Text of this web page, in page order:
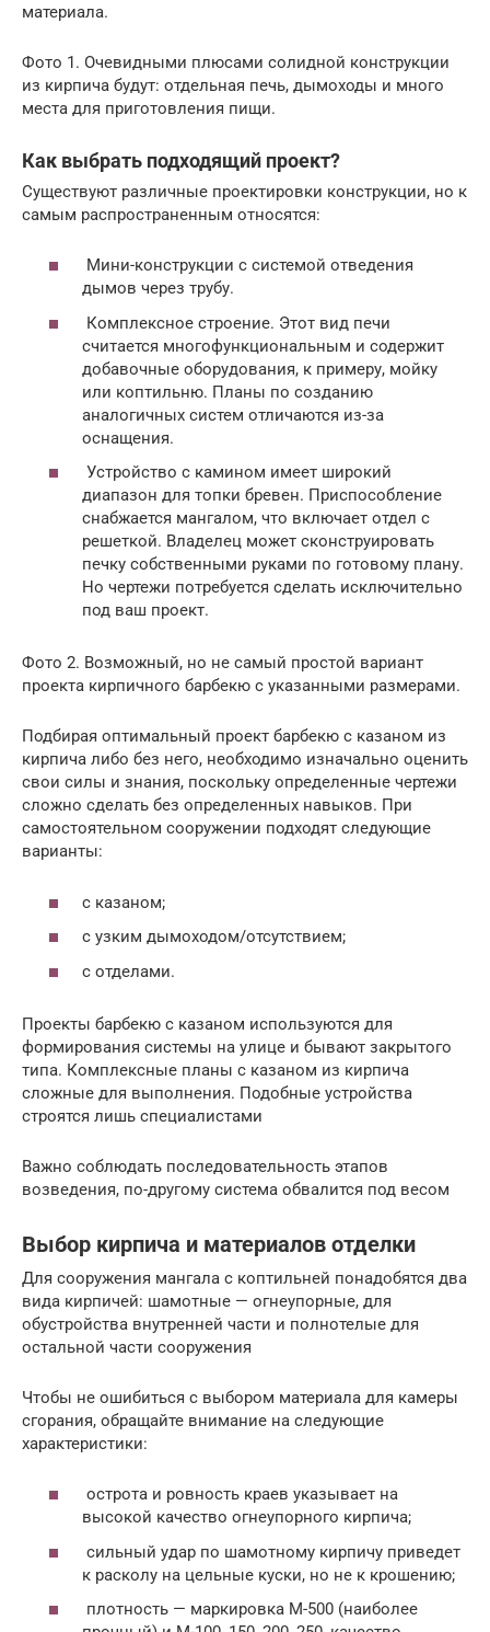
материала.
Фото 1. Очевидными плюсами солидной конструкции
из кирпича будут: отдельная печь, дымоходы и много
места для приготовления пищи.
Как выбрать подходящий проект?
Существуют различные проектировки конструкции, но к
самым распространенным относятся:
Мини-конструкции с системой отведения
дымов через трубу.
Комплексное строение. Этот вид печи
считается многофункциональным и содержит
добавочные оборудования, к примеру, мойку
или коптильню. Планы по созданию
аналогичных систем отличаются из-за
оснащения.
Устройство с камином имеет широкий
диапазон для топки бревен. Приспособление
снабжается мангалом, что включает отдел с
решеткой. Владелец может сконструировать
печку собственными руками по готовому плану.
Но чертежи потребуется сделать исключительно
под ваш проект.
Фото 2. Возможный, но не самый простой вариант
проекта кирпичного барбекю с указанными размерами.
Подбирая оптимальный проект барбекю с казаном из
кирпича либо без него, необходимо изначально оценить
свои силы и знания, поскольку определенные чертежи
сложно сделать без определенных навыков. При
самостоятельном сооружении подходят следующие
варианты:
с казаном;
с узким дымоходом/отсутствием;
с отделами.
Проекты барбекю с казаном используются для
формирования системы на улице и бывают закрытого
типа. Комплексные планы с казаном из кирпича
сложные для выполнения. Подобные устройства
строятся лишь специалистами
Важно соблюдать последовательность этапов
возведения, по-другому система обвалится под весом
Выбор кирпича и материалов отделки
Для сооружения мангала с коптильней понадобятся два
вида кирпичей: шамотные — огнеупорные, для
обустройства внутренней части и полнотелые для
остальной части сооружения
Чтобы не ошибиться с выбором материала для камеры
сгорания, обращайте внимание на следующие
характеристики:
острота и ровность краев указывает на
высокой качество огнеупорного кирпича;
сильный удар по шамотному кирпичу приведет
к расколу на цельные куски, но не к крошению;
плотность — маркировка М-500 (наиболее